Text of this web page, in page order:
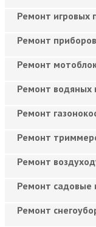
Ремонт игровых
Ремонт
Ремонт
Ремонт водяных
Ремонт
Ремонт
Ремонт
Ремонт садовые
Ремонт